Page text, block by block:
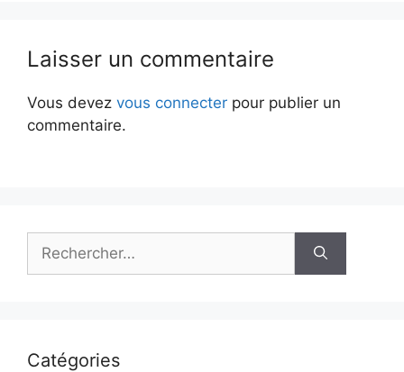
Laisser un commentaire
Vous devez vous connecter pour publier un
commentaire.
Catégories